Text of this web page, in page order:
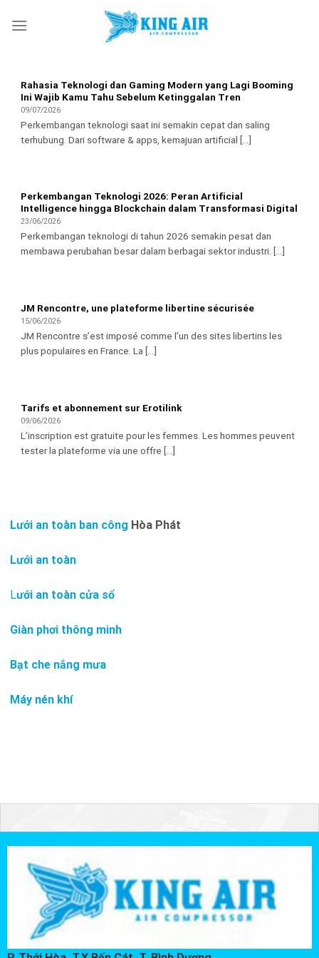
Rahasia Teknologi dan Gaming Modern yang Lagi Booming
Ini Wajib Kamu Tahu Sebelum Ketinggalan Tren
09/07/2026
Perkembangan teknologi saat ini semakin cepat dan saling
terhubung. Dari software & apps, kemajuan artificial [...]
Perkembangan Teknologi 2026: Peran Artificial
Intelligence hingga Blockchain dalam Transformasi Digital
23/06/2026
Perkembangan teknologi di tahun 2026 semakin pesat dan
membawa perubahan besar dalam berbagai sektor industri. [...]
JM Rencontre, une plateforme libertine sécurisée
15/06/2026
JM Rencontre s’est imposé comme l’un des sites libertins les
plus populaires en France. La [...]
Tarifs et abonnement sur Erotilink
09/06/2026
L’inscription est gratuite pour les femmes. Les hommes peuvent
tester la plateforme via une offre [...]
Lưới an toàn ban công Hòa Phát
Lưới an toàn
Lưới an toàn cửa sổ
Giàn phơi thông minh
Bạt che nắng mưa
Máy nén khí